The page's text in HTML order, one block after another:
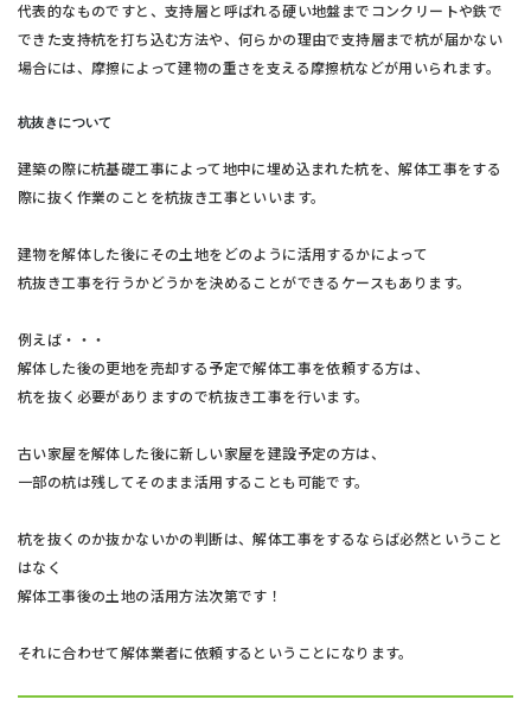
代表的なものですと、支持層と呼ばれる硬い地盤までコンクリートや鉄で
できた支持杭を打ち込む方法や、何らかの理由で支持層まで杭が届かない
場合には、摩擦によって建物の重さを支える摩擦杭などが用いられます。
杭抜きについて
建築の際に杭基礎工事によって地中に埋め込まれた杭を、解体工事をする
際に抜く作業のことを杭抜き工事といいます。
建物を解体した後にその土地をどのように活用するかによって
杭抜き工事を行うかどうかを決めることができるケースもあります。
例えば・・・
解体した後の更地を売却する予定で解体工事を依頼する方は、
杭を抜く必要がありますので杭抜き工事を行います。
古い家屋を解体した後に新しい家屋を建設予定の方は、
一部の杭は残してそのまま活用することも可能です。
杭を抜くのか抜かないかの判断は、解体工事をするならば必然ということ
はなく
解体工事後の土地の活用方法次第です！
それに合わせて解体業者に依頼するということになります。